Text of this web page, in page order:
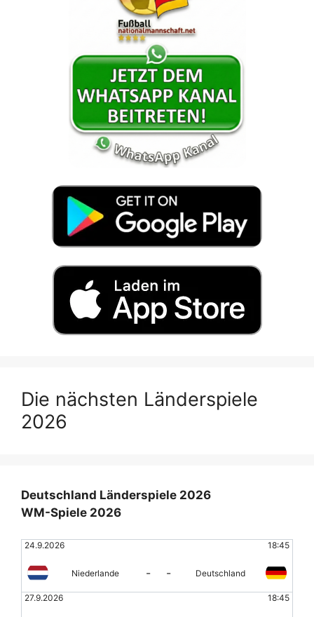
Die nächsten Länderspiele
2026
Deutschland Länderspiele 2026
WM-Spiele 2026
24.9.2026 18:45
Niederlande - - Deutschland
27.9.2026 18:45